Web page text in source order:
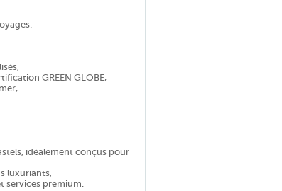
GREEN GLOBE,
idéalement conçus pour
luxuriants,
services premium.